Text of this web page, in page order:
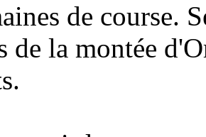
de course.
de la montée